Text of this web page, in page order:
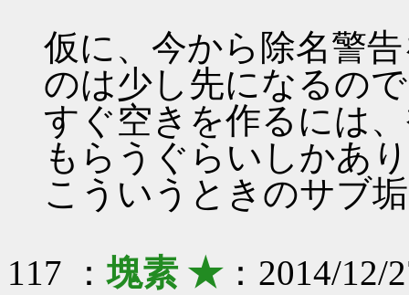
仮に、今から除名警
のは少し先になるの
すぐ空きを作るには
もらうぐらいしかあ
こういうときのサブ
117 ：塊素 ★：2014/12/